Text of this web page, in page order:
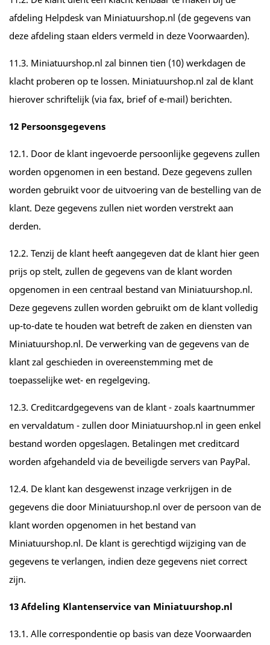
afdeling Helpdesk van Miniatuurshop.nl (de gegevens van
deze afdeling staan elders vermeld in deze Voorwaarden).
11.3. Miniatuurshop.nl zal binnen tien (10) werkdagen de
klacht proberen op te lossen. Miniatuurshop.nl zal de klant
hierover schriftelijk (via fax, brief of e-mail) berichten.
12 Persoonsgegevens
12.1. Door de klant ingevoerde persoonlijke gegevens zullen
worden opgenomen in een bestand. Deze gegevens zullen
worden gebruikt voor de uitvoering van de bestelling van de
klant. Deze gegevens zullen niet worden verstrekt aan
derden.
12.2. Tenzij de klant heeft aangegeven dat de klant hier geen
prijs op stelt, zullen de gegevens van de klant worden
opgenomen in een centraal bestand van Miniatuurshop.nl.
Deze gegevens zullen worden gebruikt om de klant volledig
up-to-date te houden wat betreft de zaken en diensten van
Miniatuurshop.nl. De verwerking van de gegevens van de
klant zal geschieden in overeenstemming met de
toepasselijke wet- en regelgeving.
12.3. Creditcardgegevens van de klant - zoals kaartnummer
en vervaldatum - zullen door Miniatuurshop.nl in geen enkel
bestand worden opgeslagen. Betalingen met creditcard
worden afgehandeld via de beveiligde servers van PayPal.
12.4. De klant kan desgewenst inzage verkrijgen in de
gegevens die door Miniatuurshop.nl over de persoon van de
klant worden opgenomen in het bestand van
Miniatuurshop.nl. De klant is gerechtigd wijziging van de
gegevens te verlangen, indien deze gegevens niet correct
zijn.
13 Afdeling Klantenservice van Miniatuurshop.nl
13.1. Alle correspondentie op basis van deze Voorwaarden